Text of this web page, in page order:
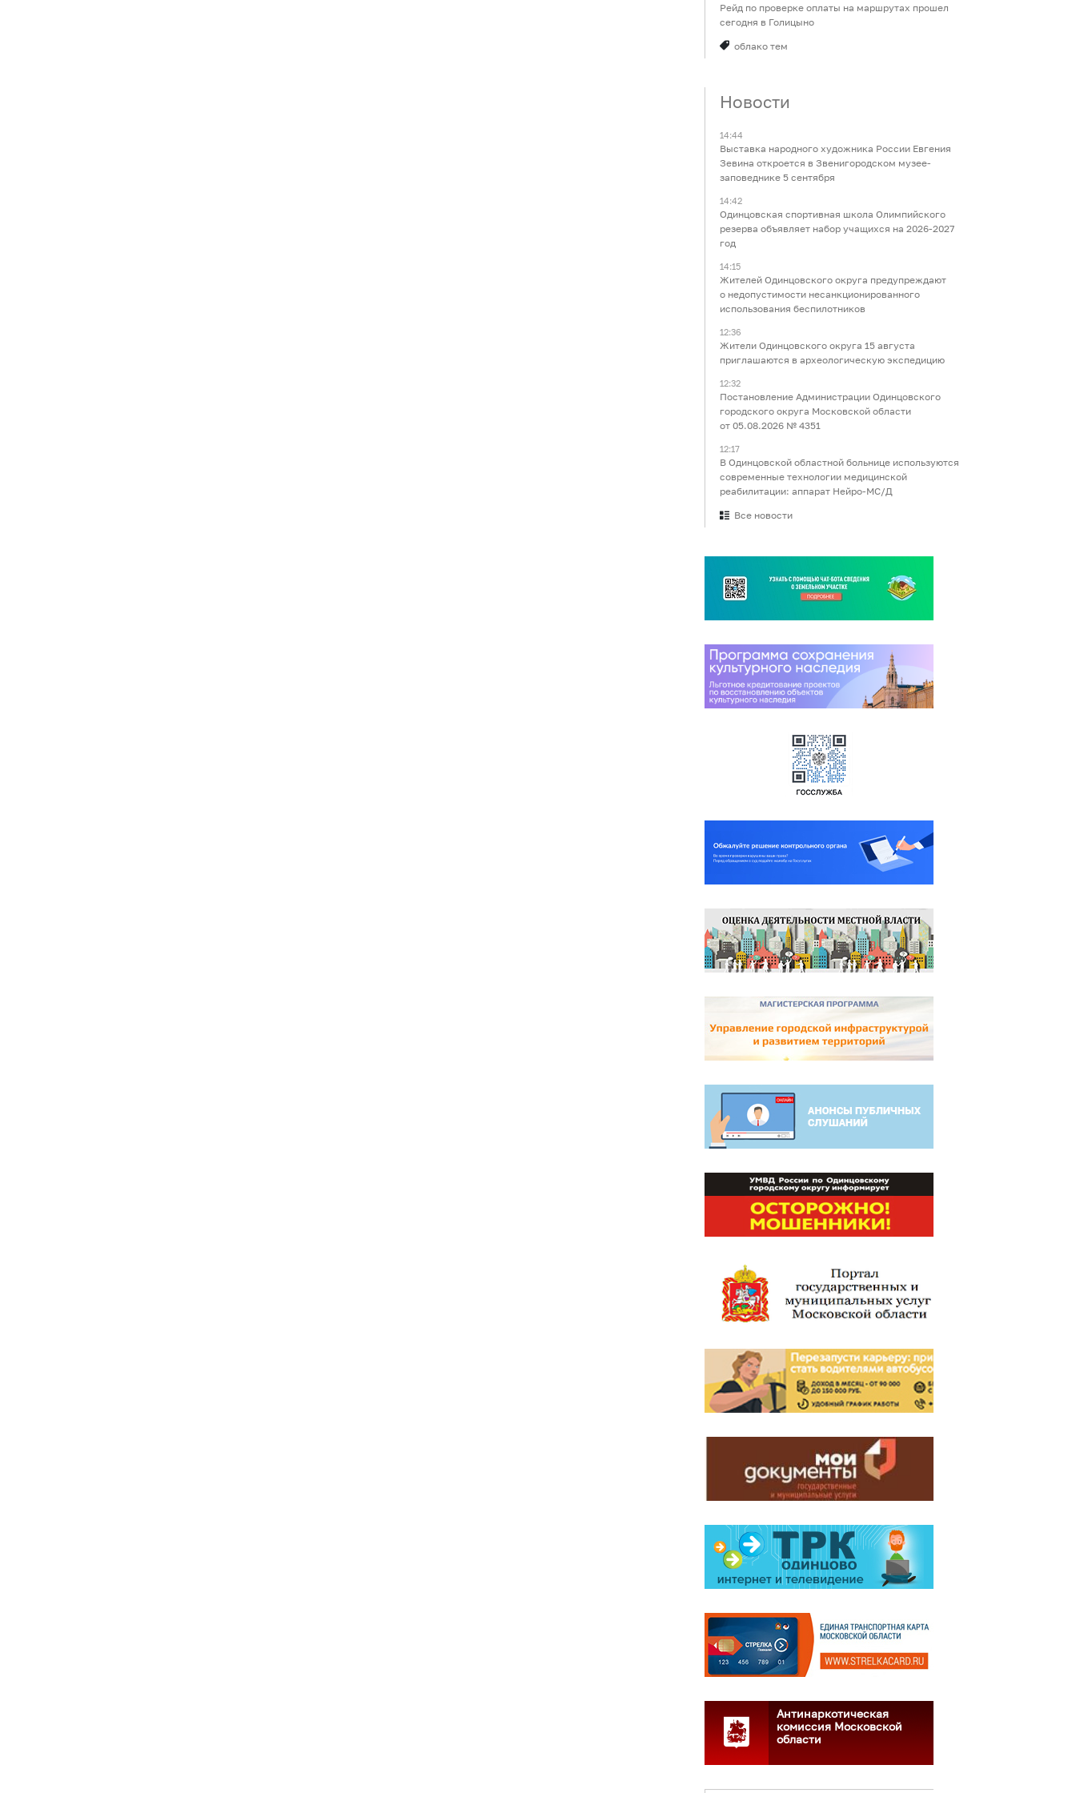
Рейд по проверке оплаты на маршрутах прошел
сегодня в Голицыно
облако тем
Новости
14:44
Выставка народного художника России Евгения
Зевина откроется в Звенигородском музее-
заповеднике 5 сентября
14:42
Одинцовская спортивная школа Олимпийского
резерва объявляет набор учащихся на 2026-2027
год
14:15
Жителей Одинцовского округа предупреждают
о недопустимости несанкционированного
использования беспилотников
12:36
Жители Одинцовского округа 15 августа
приглашаются в археологическую экспедицию
12:32
Постановление Администрации Одинцовского
городского округа Московской области
от 05.08.2026 № 4351
12:17
В Одинцовской областной больнице используются
современные технологии медицинской
реабилитации: аппарат Нейро-МС/Д
Все новости
Антинаркотическая
комиссия Московской
области